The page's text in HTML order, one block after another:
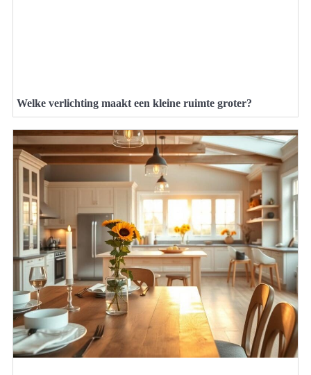
Welke verlichting maakt een kleine ruimte groter?